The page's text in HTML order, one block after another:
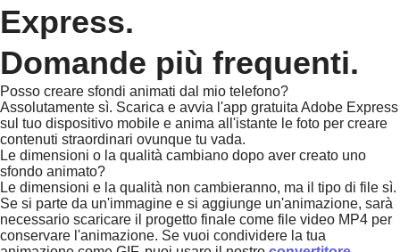
Express.
Domande più frequenti.
Posso creare sfondi animati dal mio telefono?
Assolutamente sì. Scarica e avvia l'app gratuita Adobe Express
sul tuo dispositivo mobile e anima all'istante le foto per creare
contenuti straordinari ovunque tu vada.
Le dimensioni o la qualità cambiano dopo aver creato uno
sfondo animato?
Le dimensioni e la qualità non cambieranno, ma il tipo di file sì.
Se si parte da un'immagine e si aggiunge un'animazione, sarà
necessario scaricare il progetto finale come file video MP4 per
conservare l'animazione. Se vuoi condividere la tua